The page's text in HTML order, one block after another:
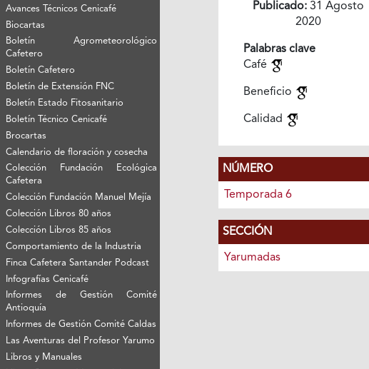
Avances Técnicos Cenicafé
Biocartas
Boletín Agrometeorológico
Cafetero
Boletín Cafetero
Boletín de Extensión FNC
Boletín Estado Fitosanitario
Boletín Técnico Cenicafé
Brocartas
Calendario de floración y cosecha
Colección Fundación Ecológica
Cafetera
Colección Fundación Manuel Mejía
Colección Libros 80 años
Colección Libros 85 años
Comportamiento de la Industria
Finca Cafetera Santander Podcast
Infografías Cenicafé
Informes de Gestión Comité
Antioquía
Informes de Gestión Comité Caldas
Las Aventuras del Profesor Yarumo
Libros y Manuales
Publicado: 31 Agosto
2020
Palabras clave
Café
Beneficio
Calidad
NÚMERO
Temporada 6
SECCIÓN
Yarumadas